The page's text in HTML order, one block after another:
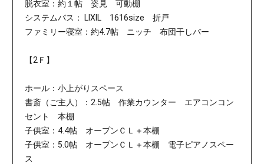
脱衣室：約１帖 姿見 可動棚
システムバス： LIXIL 1616size 折戸
ファミリー寝室：約4.7帖 ニッチ 布団干しバー
【2Ｆ】
ホール：小上がりスペース
書斎（ご主人）：2.5帖 作業カウンター エアコンコン
セント 本棚
子供室：4.4帖 オープンＣＬ＋本棚
子供室：5.0帖 オープンＣＬ＋本棚 電子ピアノスペー
ス